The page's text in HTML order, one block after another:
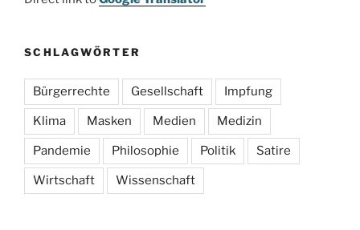
SCHLAGWÖRTER
Bürgerrechte Gesellschaft Impfung
Klima Masken Medien Medizin
Pandemie Philosophie Politik Satire
Wirtschaft Wissenschaft